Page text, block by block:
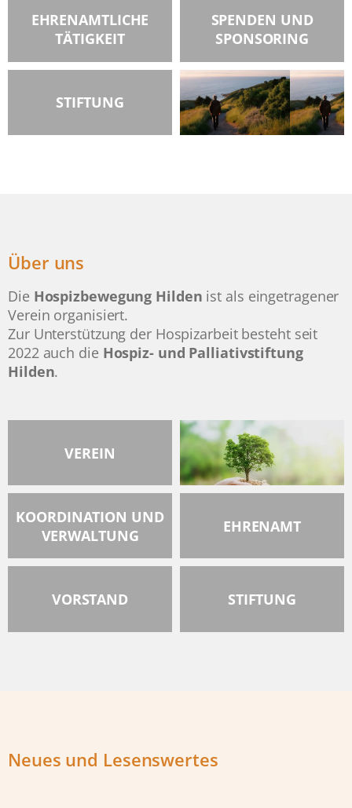
EHRENAMTLICHE
TÄTIGKEIT
SPENDEN UND
SPONSORING
STIFTUNG
Über uns
Die Hospizbewegung Hilden ist als eingetragener
Verein organisiert.
Zur Unterstützung der Hospizarbeit besteht seit
2022 auch die Hospiz- und Palliativstiftung
Hilden.
VEREIN
KOORDINATION UND
VERWALTUNG
EHRENAMT
VORSTAND STIFTUNG
Neues und Lesenswertes